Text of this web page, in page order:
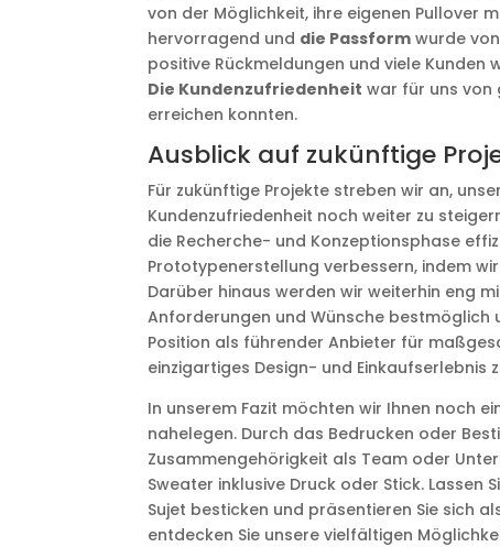
von der Möglichkeit, ihre eigenen Pullover
hervorragend und die Passform wurde
positive Rückmeldungen und viele Kunden
Die Kundenzufriedenheit war für uns von
erreichen konnten.
Ausblick auf zukünftige
Für zukünftige Projekte streben wir an,
Kundenzufriedenheit noch weiter zu
die Recherche- und Konzeptionsphase
Prototypenerstellung verbessern, indem
Darüber hinaus werden wir weiterhin eng
Anforderungen und Wünsche bestmöglich
Position als führender Anbieter für
einzigartiges Design- und Einkaufserlebnis
In unserem Fazit möchten wir Ihnen noch
nahelegen. Durch das Bedrucken oder
Zusammengehörigkeit als Team oder
Sweater inklusive Druck oder Stick.
Sujet besticken und präsentieren Sie sich
entdecken Sie unsere vielfältigen